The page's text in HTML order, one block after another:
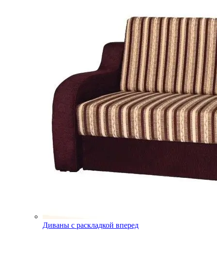
Диваны с раскладкой вперед